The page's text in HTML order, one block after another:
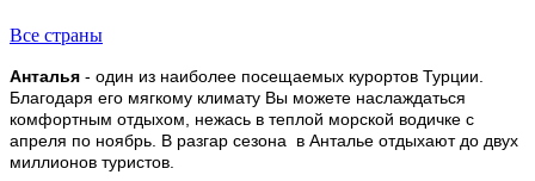
Все страны
Анталья - один из наиболее посещаемых курортов Турции.
Благодаря его мягкому климату Вы можете наслаждаться
комфортным отдыхом, нежась в теплой морской водичке с
апреля по ноябрь. В разгар сезона в Анталье отдыхают до двух
миллионов туристов.